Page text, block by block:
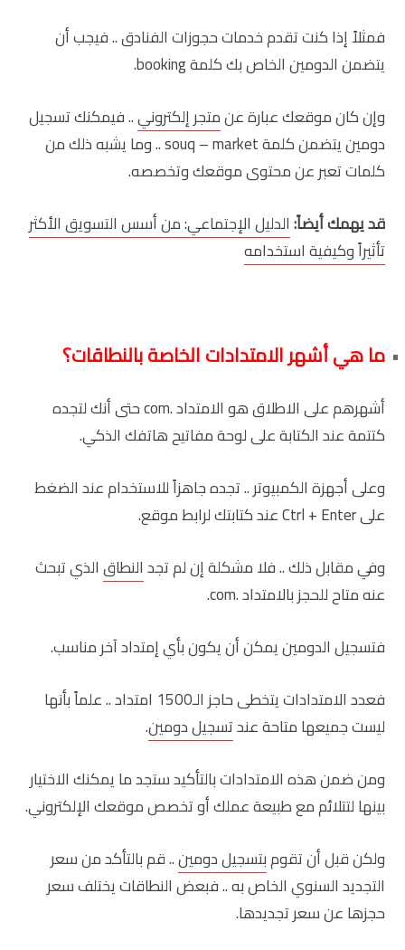
فمثلاً إذا كنت تقدم خدمات حجوزات الفنادق .. فيجب أن
يتضمن الدومين الخاص بك كلمة booking.
وإن كان موقعك عبارة عنمتجر إلكتروني.. فيمكنك تسجيل
دومين يتضمن كلمة souq – market .. وما يشبه ذلك من
كلمات تعبر عن محتوى موقعك وتخصصه.
قد يهمك أيضاً:الدليل الإجتماعي: من أسس التسويق الأكثر
تأثيراً وكيفية استخدامه
ما هي أشهر الامتدادات الخاصة بالنطاقات؟
أشهرهم على الاطلاق هو الامتداد .com حتى أنك لتجده
كتتمة عند الكتابة على لوحة مفاتيح هاتفك الذكي.
وعلى أجهزة الكمبيوتر .. تجده جاهزاً للاستخدام عند الضغط
على Ctrl + Enter عند كتابتك لرابط موقع.
وفي مقابل ذلك .. فلا مشكلة إن لم تجدالنطاقالذي تبحث
عنه متاح للحجز بالامتداد .com.
فتسجيل الدومين يمكن أن يكون بأي إمتداد آخر مناسب.
فعدد الامتدادات يتخطى حاجز الـ1500 امتداد .. علماً بأنها
ليست جميعها متاحة عندتسجيل دومين.
ومن ضمن هذه الامتدادات بالتأكيد ستجد ما يمكنك الاختيار
بينها لتتلائم مع طبيعة عملك أو تخصص موقعك الإلكتروني.
ولكن قبل أن تقومبتسجيل دومين.. قم بالتأكد من سعر
التجديد السنوي الخاص به .. فبعض النطاقات يختلف سعر
حجزها عن سعر تجديدها.